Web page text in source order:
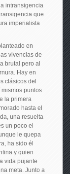
intransigencia
que
imperialista
en
vivencias de
brutal pero al
Hay en
clásicos del
puntos
la primera
hasta el
una resuelta
un poco el
le quepa
ha sido él
y quien
vida pujante
meta. Junto a